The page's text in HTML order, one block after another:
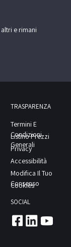
e rimani
TRASPARENZA
Termini E
Condizioni
Generali
Listino Prezzi
Privacy
Accessibilità
Modifica Il Tuo
Consenso
Cookies
SOCIAL